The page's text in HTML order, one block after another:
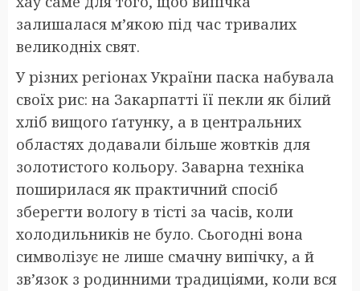
залишалася м’якою під час тривалих
великодніх свят.
У різних регіонах України паска набувала
своїх рис: на Закарпатті її пекли як білий
хліб вищого ґатунку, а в центральних
областях додавали більше жовтків для
золотистого кольору. Заварна техніка
поширилася як практичний спосіб
зберегти вологу в тісті за часів, коли
холодильників не було. Сьогодні вона
символізує не лише смачну випічку, а й
зв’язок з родинними традиціями, коли вся